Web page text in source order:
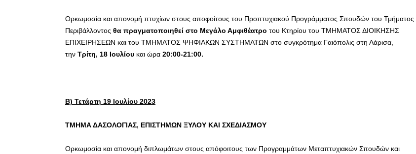
Ορκωμοσία και απονομή πτυχίων στους αποφοίτους του Προπτυχιακού Προγράμματος Σπουδών του Τμήματος
Περιβάλλοντος θα πραγματοποιηθεί στο Μεγάλο Αμφιθέατρο του Κτηρίου του ΤΜΗΜΑΤΟΣ ΔΙΟΙΚΗΣΗΣ
ΕΠΙΧΕΙΡΗΣΕΩΝ και του ΤΜΗΜΑΤΟΣ ΨΗΦΙΑΚΩΝ ΣΥΣΤΗΜΑΤΩΝ στο συγκρότημα Γαιόπολις στη Λάρισα,
την Τρίτη, 18 Ιουλίου και ώρα 20:00-21:00.
Β) Τετάρτη 19 Ιουλίου 2023
ΤΜΗΜΑ ΔΑΣΟΛΟΓΙΑΣ, ΕΠΙΣΤΗΜΩΝ ΞΥΛΟΥ ΚΑΙ ΣΧΕΔΙΑΣΜΟΥ
Ορκωμοσία και απονομή διπλωμάτων στους απόφοιτους των Προγραμμάτων Μεταπτυχιακών Σπουδών και